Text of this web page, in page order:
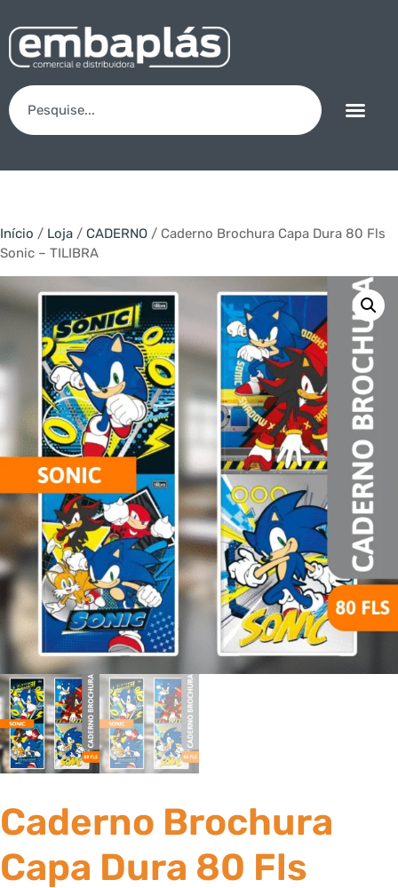
Início / Loja / CADERNO / Caderno Brochura Capa Dura 80 Fls
Sonic – TILIBRA
Caderno Brochura
Capa Dura 80 Fls